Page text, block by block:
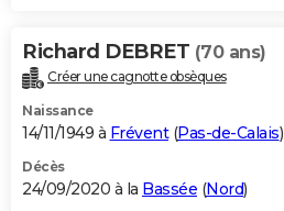
Richard DEBRET (70 ans)
Créer une cagnotte obsèques
Naissance
14/11/1949 à Frévent(Pas-de-Calais)
Décès
24/09/2020 à la Bassée (Nord)